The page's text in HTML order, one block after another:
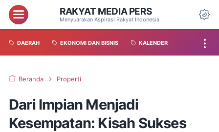
RAKYAT MEDIA PERS
Menyuarakan Aspirasi Rakyat Indonesia
DAERAH EKONOMI DAN BISNIS KALENDER
Beranda Properti
Dari Impian Menjadi
Kesempatan: Kisah Sukses